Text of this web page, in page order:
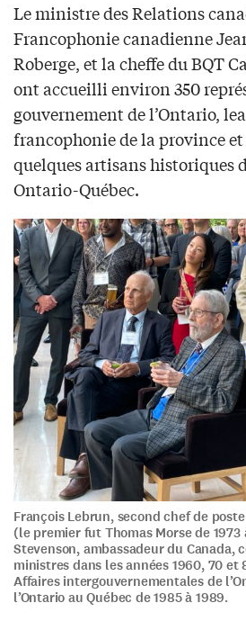
Le ministre des Relations
Francophonie canadienne
Roberge, et la cheffe du BQT
ont accueilli environ 350
gouvernement de l’Ontario,
francophonie de la province
quelques artisans historiques
Ontario-Québec.
François Lebrun, second chef de poste
(le premier fut Thomas Morse de 1973
Stevenson, ambassadeur du Canada,
ministres dans les années 1960, 70 et
Affaires intergouvernementales de
l’Ontario au Québec de 1985 à 1989.